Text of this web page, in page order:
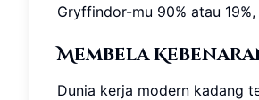
Gryffindor-mu 90% atau
Membela
Dunia kerja modern kadang